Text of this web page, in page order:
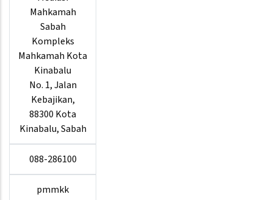
Mahkamah
Sabah
Kompleks
Mahkamah Kota
Kinabalu
No. 1, Jalan
Kebajikan,
88300 Kota
Kinabalu, Sabah
088-286100
pmmkk